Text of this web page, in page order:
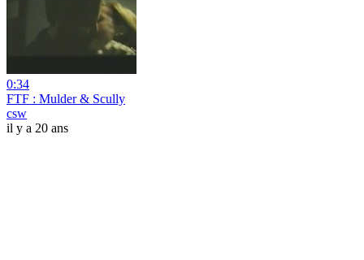
0:34
FTF : Mulder & Scully
csw
il y a 20 ans